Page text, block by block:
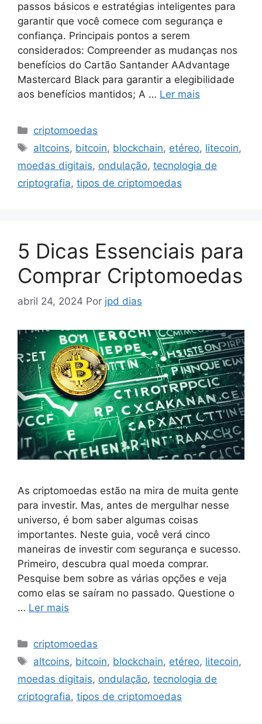
passos básicos e estratégias inteligentes para
garantir que você comece com segurança e
confiança. Principais pontos a serem
considerados: Compreender as mudanças nos
benefícios do Cartão Santander AAdvantage
Mastercard Black para garantir a elegibilidade
aos benefícios mantidos; A … Ler mais
Categorias
criptomoedas
Tags
altcoins, bitcoin, blockchain, etéreo, litecoin,
moedas digitais, ondulação, tecnologia de
criptografia, tipos de criptomoedas
5 Dicas Essenciais para
Comprar Criptomoedas
abril 24, 2024 Por jpd dias
As criptomoedas estão na mira de muita gente
para investir. Mas, antes de mergulhar nesse
universo, é bom saber algumas coisas
importantes. Neste guia, você verá cinco
maneiras de investir com segurança e sucesso.
Primeiro, descubra qual moeda comprar.
Pesquise bem sobre as várias opções e veja
como elas se saíram no passado. Questione o
… Ler mais
Categorias
criptomoedas
Tags
altcoins, bitcoin, blockchain, etéreo, litecoin,
moedas digitais, ondulação, tecnologia de
criptografia, tipos de criptomoedas